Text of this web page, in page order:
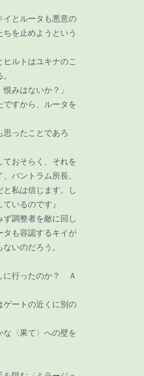
イとルータも悪意の
を止めようという
ルトはユキナのこ
みはないか？」
ですから、ルータを
ったことであろ
ておそらく、それを
バントラム所長、
私は信じます。し
いるのです』
調整者を敵に回し
タも容認するキイが
いのだろう。
に行ったのか？ Ａ
ートの近くに別の
〈果て〉への壁を